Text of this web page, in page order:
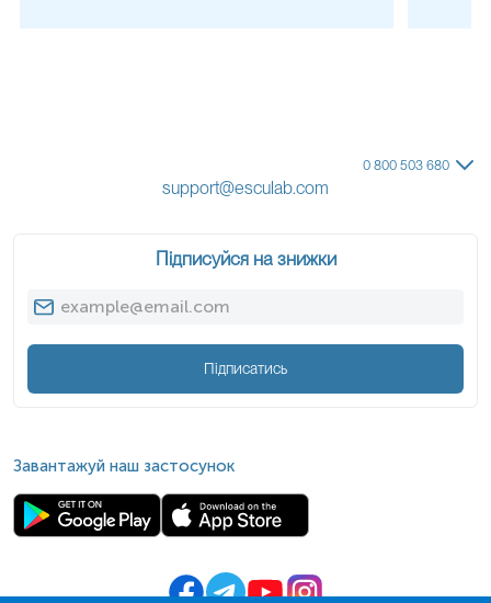
0 800 503 680
support@esculab.com
Підписуйся на знижки
Підписатись
Завантажуй наш застосунок